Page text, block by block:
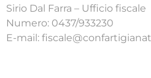
Sirio Dal Farra – Ufficio fiscale
Numero: 0437/933230
E-mail: